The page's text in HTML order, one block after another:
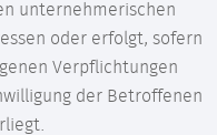
unternehmerischen
oder erfolgt, sofern
Verpflichtungen
der Betroffenen